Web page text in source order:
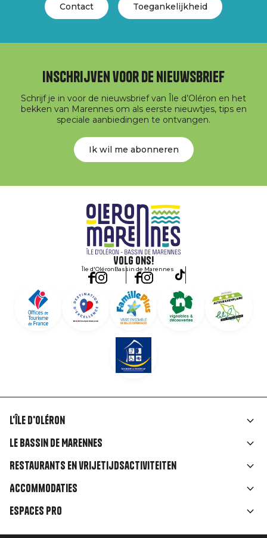
Contact Toegankelijkheid
Inschrijven voor de nieuwsbrief
Schrijf je in voor de nieuwsbrief van Île d’Oléron en het
bekken van Marennes om als eerste nieuwtjes, tips en
speciale aanbiedingen te ontvangen.
Ik wil me abonneren
Volg ons!
Île d'OléronBassin de Marennes
Liens
rubriques
L'île d'Oléron
Le Bassin de Marennes
Restaurants en vrijetijdsactiviteiten
Accommodaties
Espaces Pro